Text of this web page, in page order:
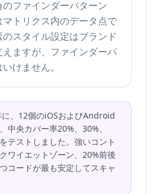
ファインダーパターン
トリクス内のデータ点で
スタイル設定はブランド
ますが、ファインダーパ
けません。
、12個のiOSおよびAndroid
中央カバー率20%、30%、
テストしました。強いコント
ワイエットゾーン、20%前後
コードが最も安定してスキャ